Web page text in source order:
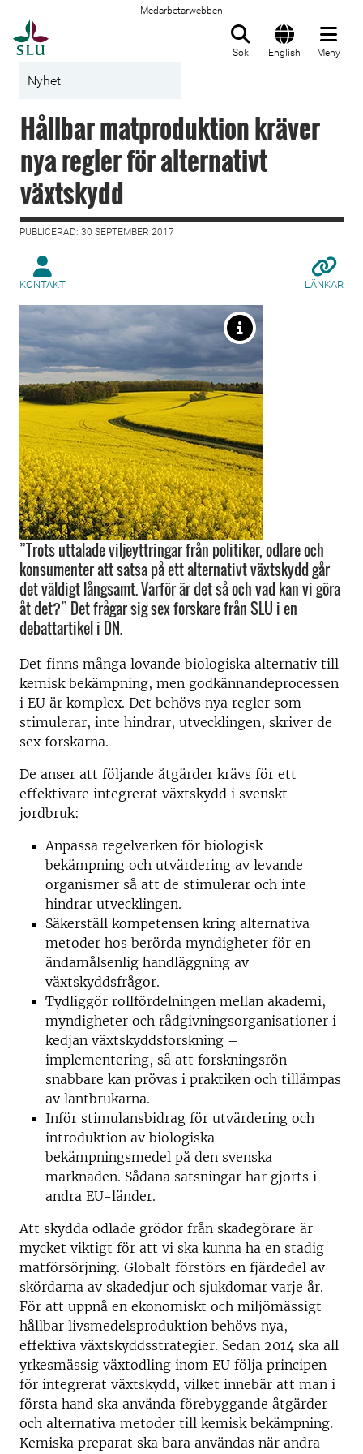
Medarbetarwebben
Sök English Meny
Nyhet
Hållbar matproduktion kräver
nya regler för alternativt
växtskydd
PUBLICERAD: 30 SEPTEMBER 2017
KONTAKT LÄNKAR
”Trots uttalade viljeyttringar från politiker, odlare och
konsumenter att satsa på ett alternativt växtskydd går
det väldigt långsamt. Varför är det så och vad kan vi göra
åt det?” Det frågar sig sex forskare från SLU i en
debattartikel i DN.
Det finns många lovande biologiska alternativ till
kemisk bekämpning, men godkännandeprocessen
i EU är komplex. Det behövs nya regler som
stimulerar, inte hindrar, utvecklingen, skriver de
sex forskarna.
De anser att följande åtgärder krävs för ett
effektivare integrerat växtskydd i svenskt
jordbruk:
Anpassa regelverken för biologisk
bekämpning och utvärdering av levande
organismer så att de stimulerar och inte
hindrar utvecklingen.
Säkerställ kompetensen kring alternativa
metoder hos berörda myndigheter för en
ändamålsenlig handläggning av
växtskyddsfrågor.
Tydliggör rollfördelningen mellan akademi,
myndigheter och rådgivningsorganisationer i
kedjan växtskyddsforskning –
implementering, så att forskningsrön
snabbare kan prövas i praktiken och tillämpas
av lantbrukarna.
Inför stimulansbidrag för utvärdering och
introduktion av biologiska
bekämpningsmedel på den svenska
marknaden. Sådana satsningar har gjorts i
andra EU-länder.
Att skydda odlade grödor från skadegörare är
mycket viktigt för att vi ska kunna ha en stadig
matförsörjning. Globalt förstörs en fjärdedel av
skördarna av skadedjur och sjukdomar varje år.
För att uppnå en ekonomiskt och miljömässigt
hållbar livsmedelsproduktion behövs nya,
effektiva växtskyddsstrategier. Sedan 2014 ska all
yrkesmässig växtodling inom EU följa principen
för integrerat växtskydd, vilket innebär att man i
första hand ska använda förebyggande åtgärder
och alternativa metoder till kemisk bekämpning.
Kemiska preparat ska bara användas när andra